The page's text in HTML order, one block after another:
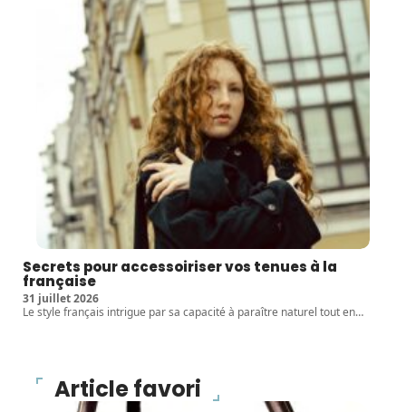
Secrets pour accessoiriser vos tenues à la
française
31 juillet 2026
Le style français intrigue par sa capacité à paraître naturel tout en…
Article favori